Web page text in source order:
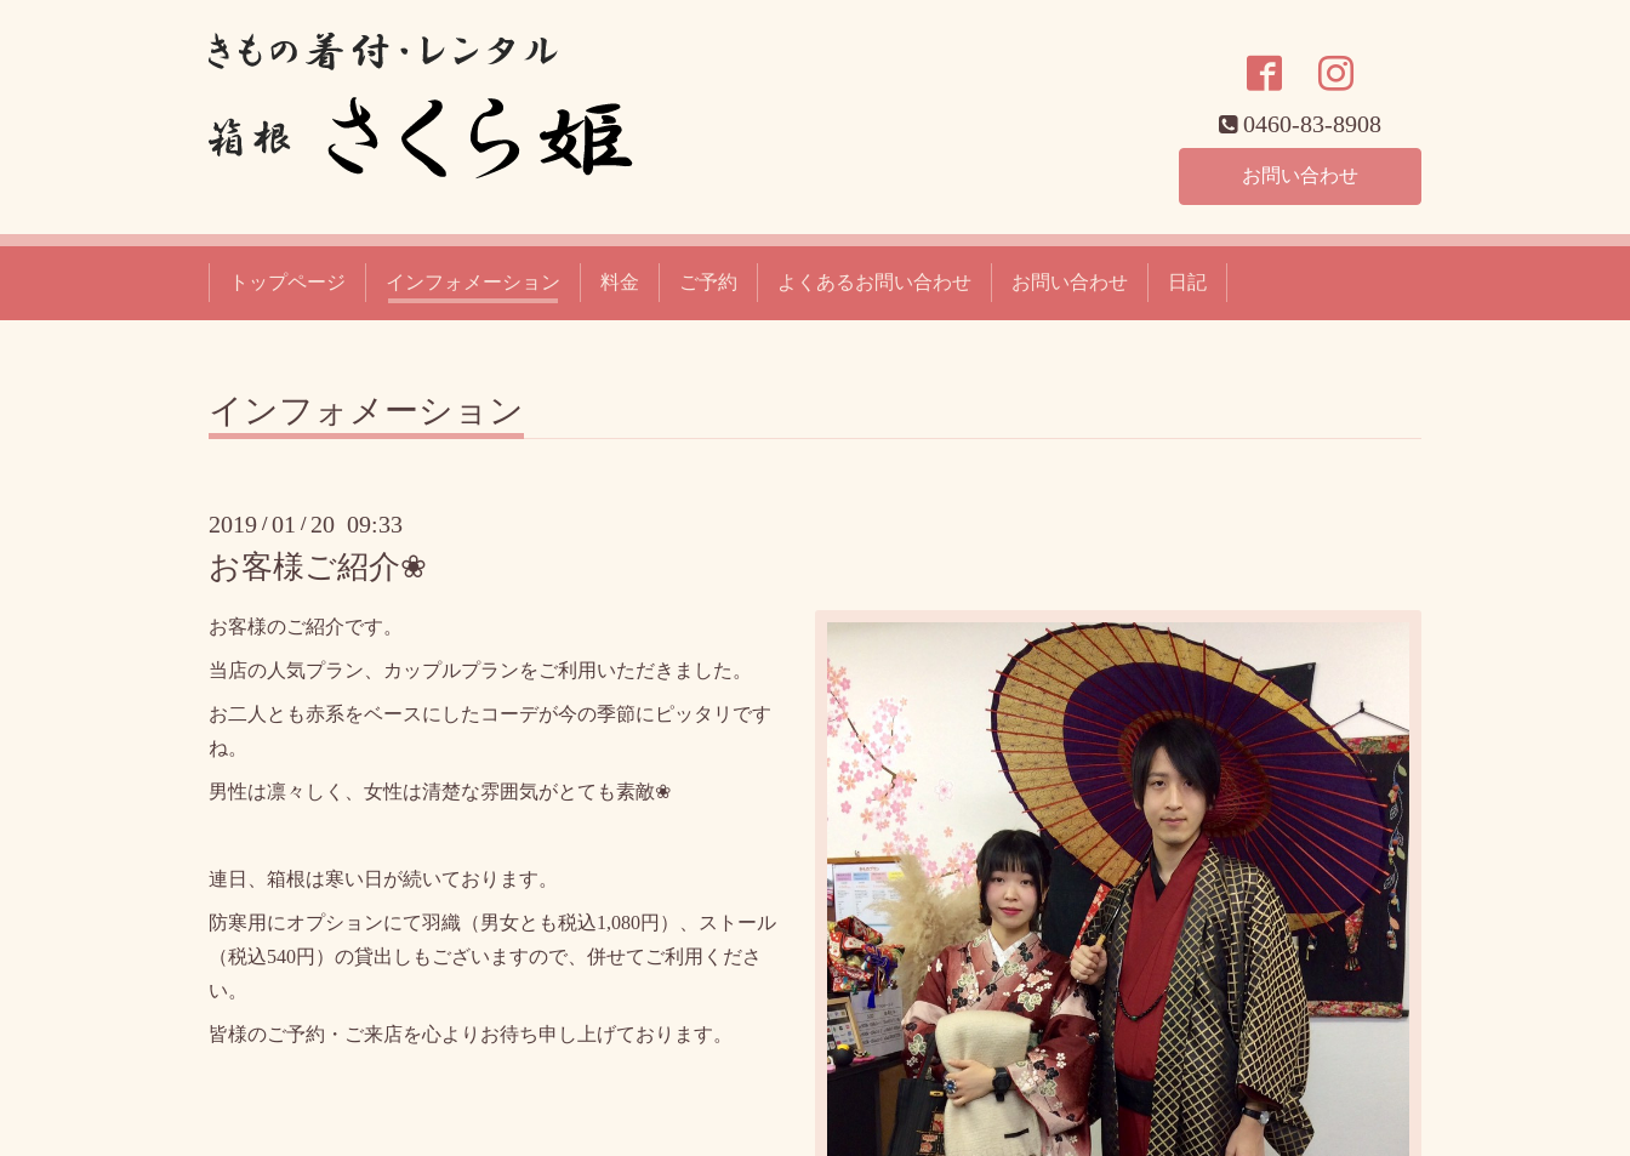
0460-83-8908
お問い合わせ
トップページ インフォメーション 料金 ご予約 よくあるお問い合わせ お問い合わせ 日記
インフォメーション
2019 /01 / 20 09:33
お客様ご紹介❀
お客様のご紹介です。
当店の人気プラン、カップルプランをご利用いただきました。
お二人とも赤系をベースにしたコーデが今の季節にピッタリです
ね。
男性は凛々しく、女性は清楚な雰囲気がとても素敵❀
連日、箱根は寒い日が続いております。
防寒用にオプションにて羽織（男女とも税込1,080円）、ストール
（税込540円）の貸出しもございますので、併せてご利用くださ
い。
皆様のご予約・ご来店を心よりお待ち申し上げております。